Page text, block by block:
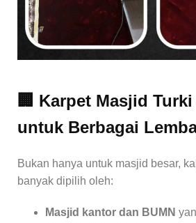
🏢 Karpet Masjid
untuk Berbagai
Bukan hanya untuk masjid besar,
banyak dipilih oleh:
Masjid kantor dan BUMN